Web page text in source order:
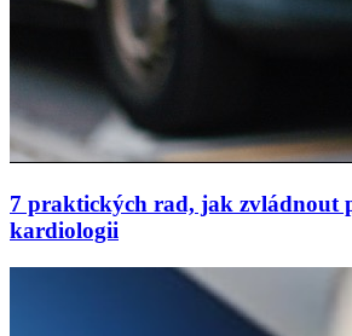
7 praktických rad, jak zvládnout
kardiologii